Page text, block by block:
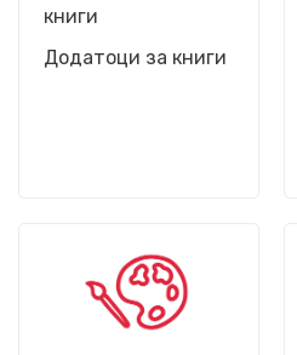
книги
Додатоци за книги